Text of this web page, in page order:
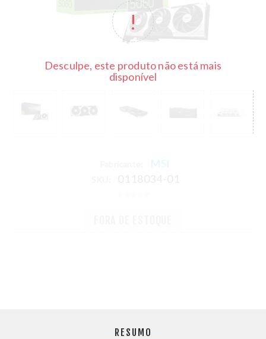
Desculpe, este produto não está mais
disponível
MSI
RESUMO